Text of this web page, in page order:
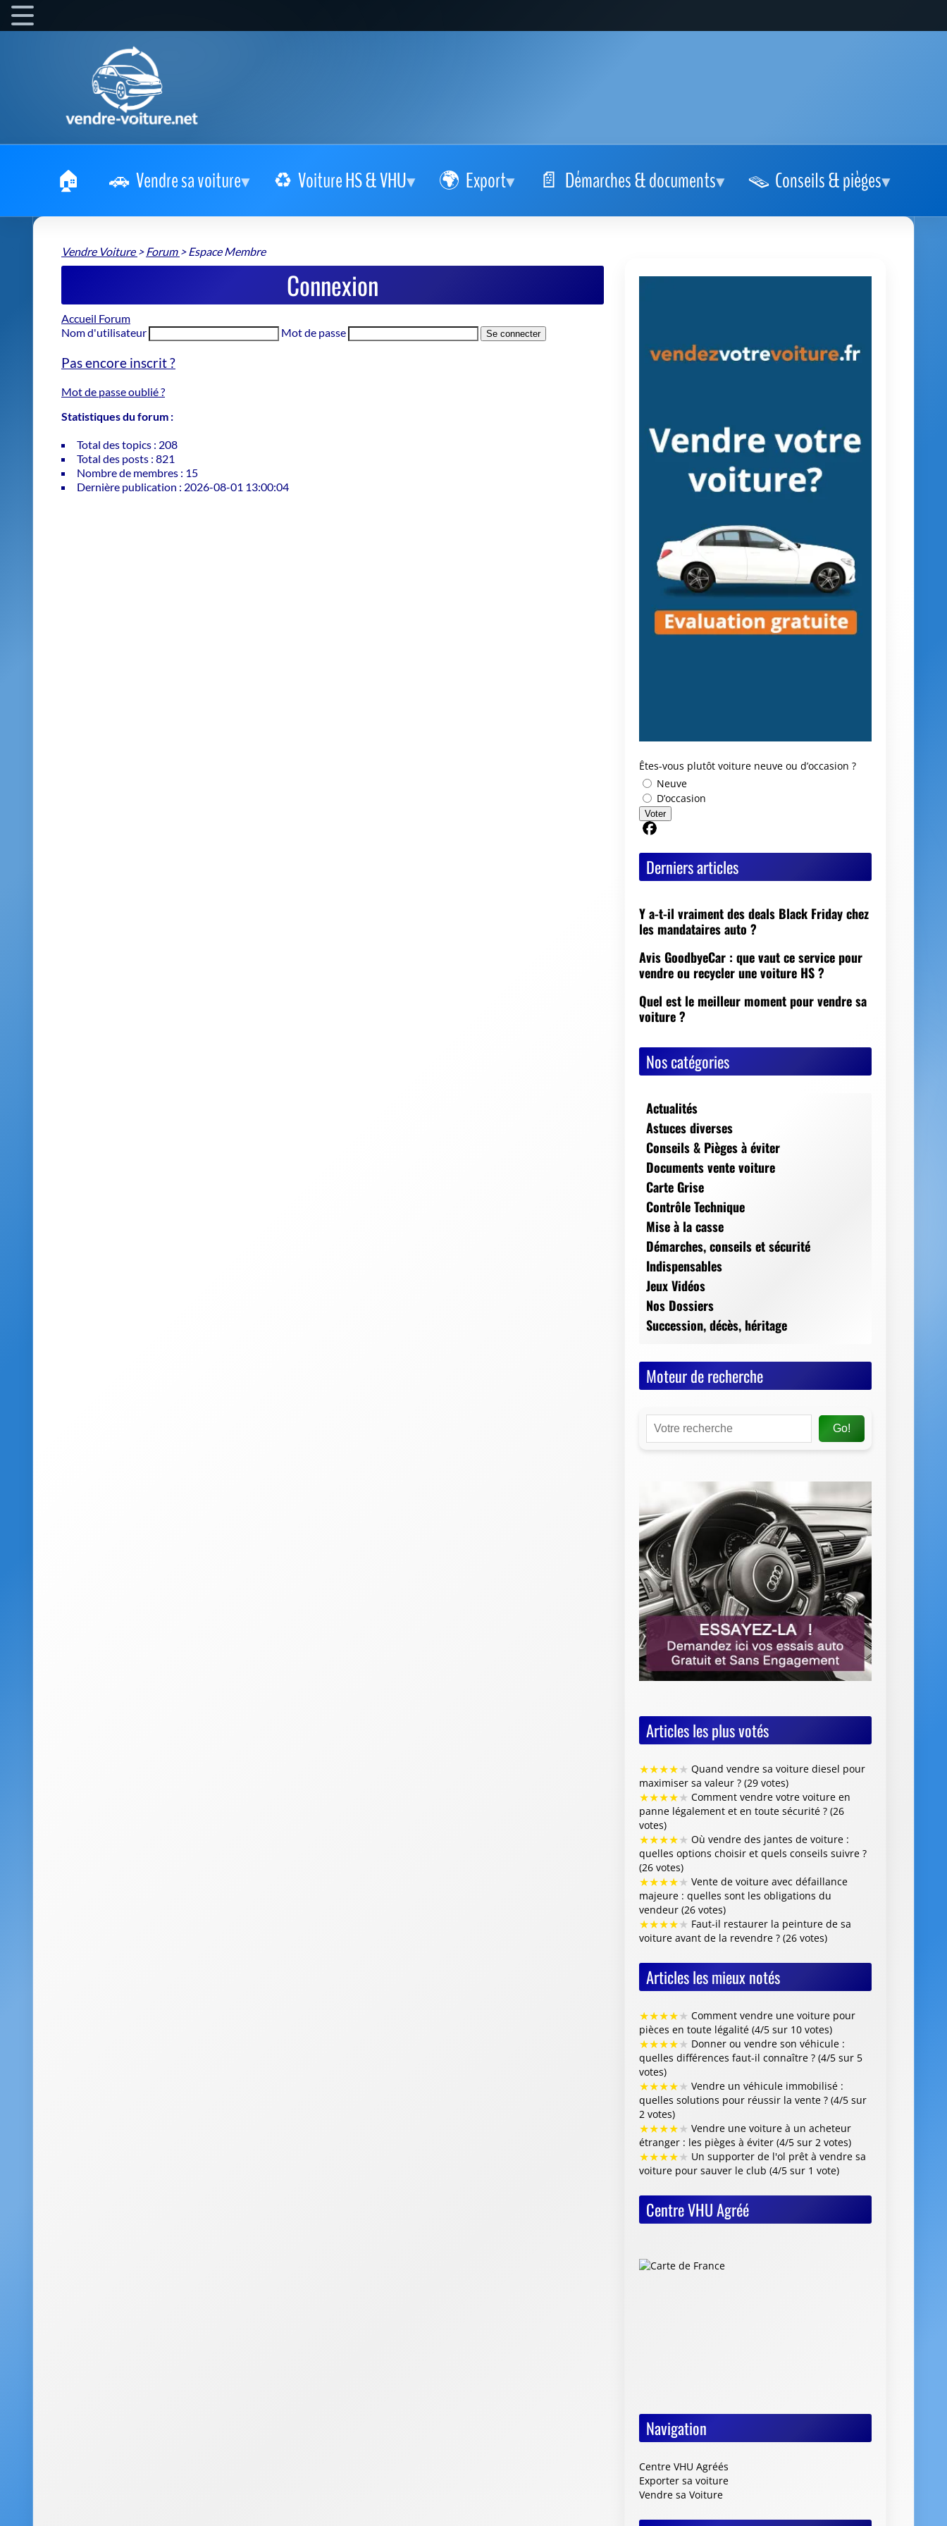
Vendre sa voiture Voiture HS & VHU Export Démarches & documents Conseils & pièges
Vendre Voiture >Forum >Espace Membre
Connexion
Accueil Forum
Nom d'utilisateur
Mot de passe Se connecter
Pas encore inscrit ?
Mot de passe oublié ?
Statistiques du forum :
Total des topics : 208
Total des posts : 821
Nombre de membres : 15
Dernière publication : 2026-08-01 13:00:04
Êtes-vous plutôt voiture neuve ou d’occasion ?
Neuve
D’occasion
Voter
Derniers articles
Y a-t-il vraiment des deals Black Friday chez
les mandataires auto ?
Avis GoodbyeCar : que vaut ce service pour
vendre ou recycler une voiture HS ?
Quel est le meilleur moment pour vendre sa
voiture ?
Nos catégories
Actualités
Astuces diverses
Conseils & Pièges à éviter
Documents vente voiture
Carte Grise
Contrôle Technique
Mise à la casse
Démarches, conseils et sécurité
Indispensables
Jeux Vidéos
Nos Dossiers
Succession, décès, héritage
Moteur de recherche
Go!
Articles les plus votés
★★★★★ Quand vendre sa voiture diesel pour
maximiser sa valeur ? (29 votes)
★★★★★ Comment vendre votre voiture en
panne légalement et en toute sécurité ? (26
votes)
★★★★★ Où vendre des jantes de voiture :
quelles options choisir et quels conseils suivre ?
(26 votes)
★★★★★ Vente de voiture avec défaillance
majeure : quelles sont les obligations du
vendeur (26 votes)
★★★★★ Faut-il restaurer la peinture de sa
voiture avant de la revendre ? (26 votes)
Articles les mieux notés
★★★★★ Comment vendre une voiture pour
pièces en toute légalité (4/5 sur 10 votes)
★★★★★ Donner ou vendre son véhicule :
quelles différences faut-il connaître ? (4/5 sur 5
votes)
★★★★★ Vendre un véhicule immobilisé :
quelles solutions pour réussir la vente ? (4/5 sur
2 votes)
★★★★★ Vendre une voiture à un acheteur
étranger : les pièges à éviter (4/5 sur 2 votes)
★★★★★ Un supporter de l'ol prêt à vendre sa
voiture pour sauver le club (4/5 sur 1 vote)
Centre VHU Agréé
Navigation
Centre VHU Agréés
Exporter sa voiture
Vendre sa Voiture